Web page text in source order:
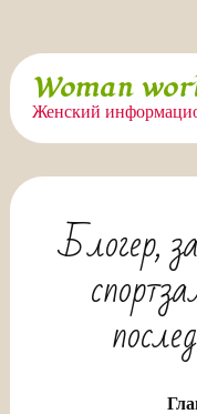
Перейти
содержимому
Woman
Женский
Блогер,